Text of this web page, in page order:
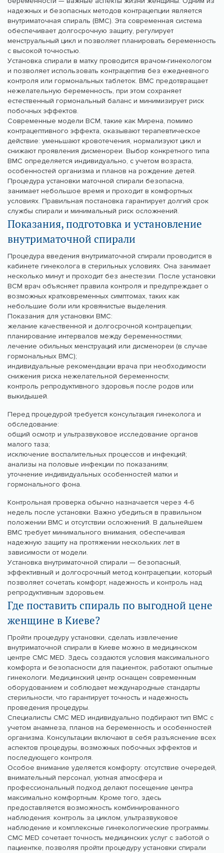
надежных и безопасных методов контрацепции является
внутриматочная спираль (ВМС). Эта современная система
обеспечивает долгосрочную защиту, регулирует
менструальный цикл и позволяет планировать беременность
с высокой точностью.
Установка спирали в матку проводится врачом-гинекологом
и позволяет использовать контрацептив без ежедневного
контроля или гормональных таблеток. ВМС предотвращает
нежелательную беременность, при этом сохраняет
естественный гормональный баланс и минимизирует риск
побочных эффектов.
Современные модели ВСМ, такие как Мирена, помимо
контрацептивного эффекта, оказывают терапевтическое
действие: уменьшают кровотечения, нормализуют цикл и
снижают проявления дисменореи. Выбор конкретного типа
ВМС определяется индивидуально, с учетом возраста,
особенностей организма и планов на рождение детей.
Процедура установки маточной спирали безопасна,
занимает небольшое время и проходит в комфортных
условиях. Правильная постановка гарантирует долгий срок
службы спирали и минимальный риск осложнений.
Показания, подготовка и установление
внутриматочной спирали
Процедура введения внутриматочной спирали проводится в
кабинете гинеколога в стерильных условиях. Она занимает
несколько минут и проходит без анестезии. После установки
ВСМ врач объясняет правила контроля и предупреждает о
возможных кратковременных симптомах, таких как
небольшие боли или кровянистые выделения.
Показания для установки ВМС:
желание качественной и долгосрочной контрацепции;
планирование интервалов между беременностями;
лечение обильных менструаций или дисменореи (в случае
гормональных ВМС);
индивидуальные рекомендации врача при необходимости
снижения риска нежелательной беременности;
контроль репродуктивного здоровья после родов или
выкидышей.
Перед процедурой требуется консультация гинеколога и
обследование:
общий осмотр и ультразвуковое исследование органов
малого таза;
исключение воспалительных процессов и инфекций;
анализы на половые инфекции по показаниям;
уточнение индивидуальных особенностей матки и
гормонального фона.
Контрольная проверка обычно назначается через 4-6
недель после установки. Важно убедиться в правильном
положении ВМС и отсутствии осложнений. В дальнейшем
ВМС требует минимального внимания, обеспечивая
надежную защиту на протяжении нескольких лет в
зависимости от модели.
Установка внутриматочной спирали — безопасный,
эффективный и долгосрочный метод контрацепции, который
позволяет сочетать комфорт, надежность и контроль над
репродуктивным здоровьем.
Где поставить спираль по выгодной цене
женщине в Киеве?
Пройти процедуру установки, сделать извлечение
внутриматочной спирали в Киеве можно в медицинском
центре CMC MED. Здесь создаются условия максимального
комфорта и безопасности для пациенток, работают опытные
гинекологи. Медицинский центр оснащен современным
оборудованием и соблюдает международные стандарты
стерильности, что гарантирует точность и надежность
проведения процедуры.
Специалисты CMC MED индивидуально подбирают тип ВМС с
учетом анамнеза, планов на беременность и особенностей
организма. Консультации включают в себя разъяснение всех
аспектов процедуры, возможных побочных эффектов и
последующего контроля.
Особое внимание уделяется комфорту: отсутствие очередей,
внимательный персонал, уютная атмосфера и
профессиональный подход делают посещение центра
максимально комфортным. Кроме того, здесь
предоставляется возможность комбинированного
наблюдения: контроль за циклом, ультразвуковое
наблюдение и комплексные гинекологические программы.
CMC MED сочетает точность медицинских услуг с заботой о
пациентке, позволяя пройти процедуру установки спирали